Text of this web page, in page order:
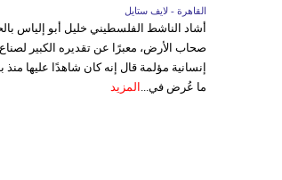
القاهرة - لايف ستايل
أشاد الناشط الفلسطيني خليل أبو إلياس
صحاب الأرض، معبرًا عن تقديره الكبير لصناع
إنسانية مؤلمة قال إنه كان شاهدًا عليها منذ
ما عُرض في... المزيد